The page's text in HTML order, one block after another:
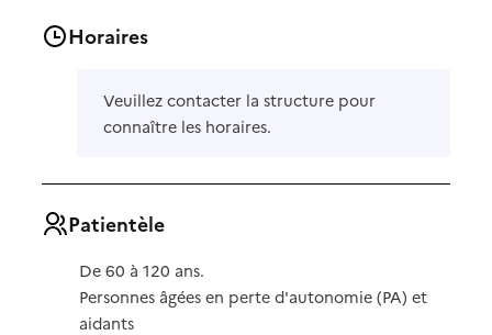
Horaires
Veuillez contacter la structure pour
connaître les horaires.
Patientèle
De 60 à 120 ans.
Personnes âgées en perte d'autonomie (PA) et
aidants